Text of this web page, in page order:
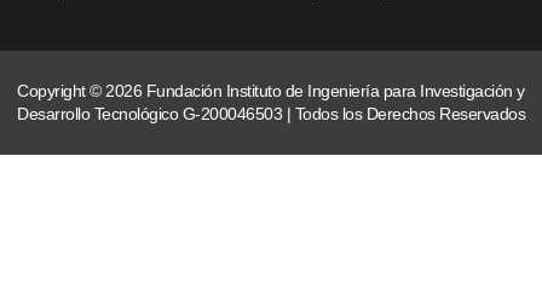
Copyright © 2026 Fundación Instituto de Ingeniería para Investigación y
Desarrollo Tecnológico G-200046503 | Todos los Derechos Reservados